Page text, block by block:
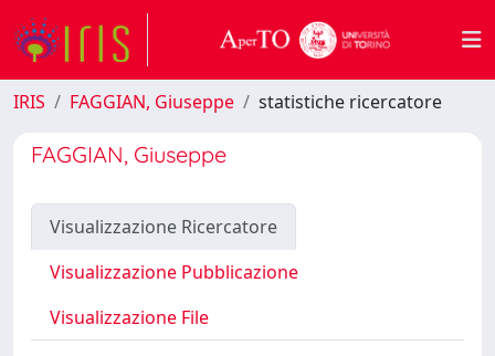
IRIS FAGGIAN, Giuseppe statistiche ricercatore
FAGGIAN, Giuseppe
Visualizzazione Ricercatore
Visualizzazione Pubblicazione
Visualizzazione File